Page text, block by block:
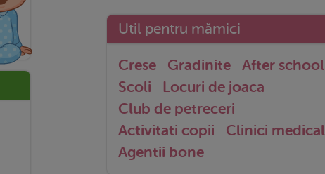
Util pentru mămici
Crese Gradinite
After school
Scoli
Locuri de joaca
Club de petreceri
Activitati copii
Clinici
Agentii bone